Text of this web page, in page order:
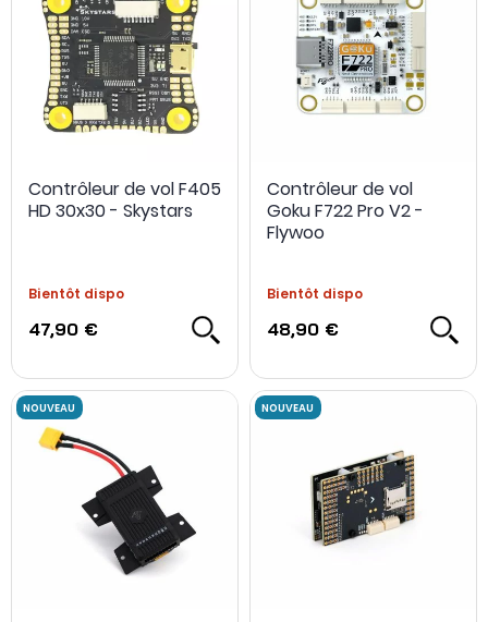
Contrôleur de vol F405
HD 30x30 - Skystars
Bientôt dispo
47,90 €
Contrôleur de vol
Goku F722 Pro V2 -
Flywoo
Bientôt dispo
48,90 €